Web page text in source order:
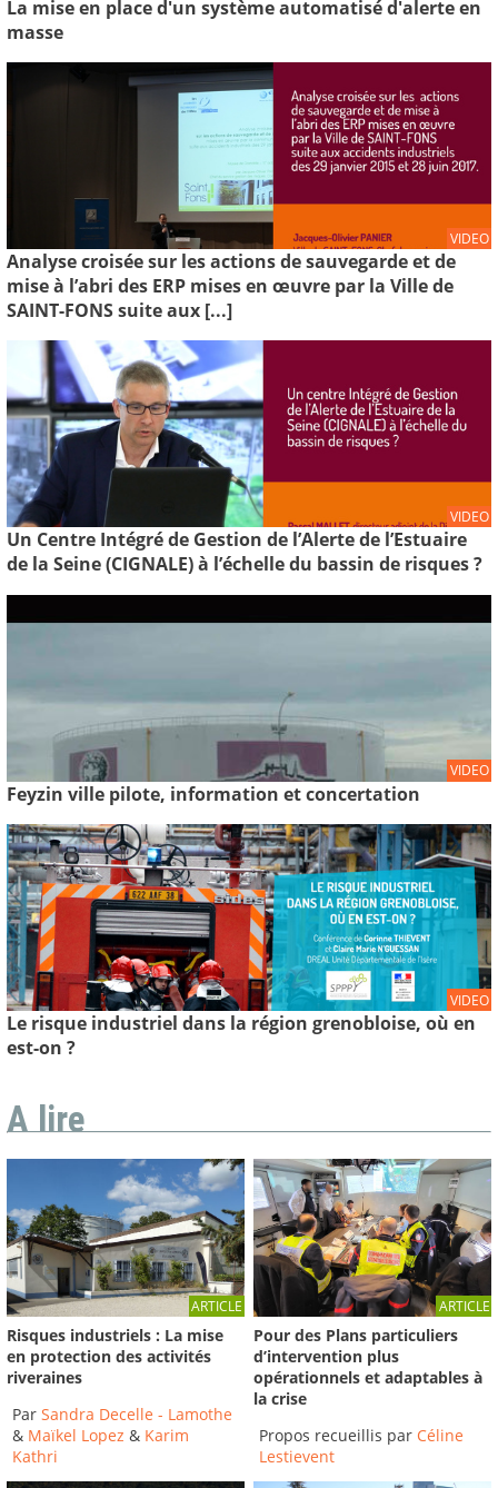
La mise en place d'un système automatisé d'alerte en
masse
VIDEO
Analyse croisée sur les actions de sauvegarde et de
mise à l’abri des ERP mises en œuvre par la Ville de
SAINT-FONS suite aux [...]
VIDEO
Un Centre Intégré de Gestion de l’Alerte de l’Estuaire
de la Seine (CIGNALE) à l’échelle du bassin de risques ?
VIDEO
Feyzin ville pilote, information et concertation
VIDEO
Le risque industriel dans la région grenobloise, où en
est-on ?
A lire
ARTICLE
Risques industriels : La mise
en protection des activités
riveraines
Par Sandra Decelle - Lamothe
& Maïkel Lopez & Karim
Kathri
ARTICLE
Pour des Plans particuliers
d’intervention plus
opérationnels et adaptables à
la crise
Propos recueillis par Céline
Lestievent